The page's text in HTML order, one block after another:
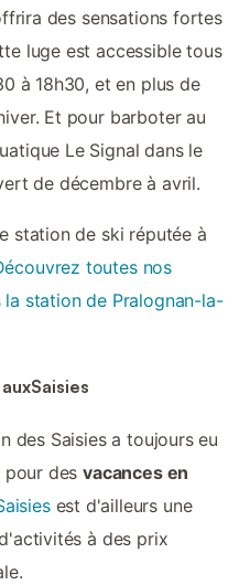
des sensations fortes
luge est accessible tous
à 18h30, et en plus de
Et pour barboter au
Le Signal dans le
de décembre à avril.
station de ski réputée à
toutes nos
station de Pralognan-la-
des Saisies a toujours eu
pour desvacances en
est d'ailleurs une
à des prix